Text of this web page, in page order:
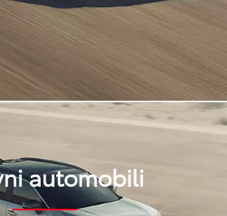
automobili